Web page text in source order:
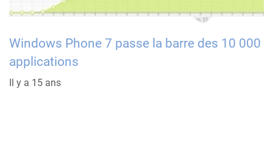
Windows Phone 7 passe la barre des 10 000
applications
Il y a 15 ans